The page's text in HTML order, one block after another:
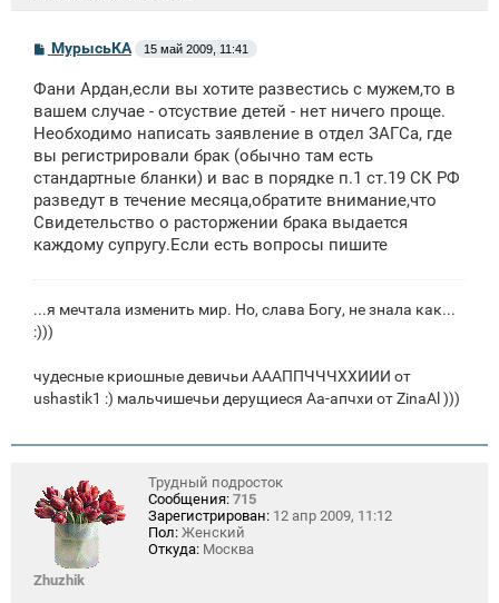
С
о
б
щ
н
и
МурысьКА 15 май 2009, 11:41
Фани Ардан,если вы хотите развестись с мужем,то в
вашем случае - отсуствие детей - нет ничего проще.
Необходимо написать заявление в отдел ЗАГСа, где
вы регистрировали брак (обычно там есть
стандартные бланки) и вас в порядке п.1 ст.19 СК РФ
разведут в течение месяца,обратите внимание,что
Свидетельство о расторжении брака выдается
каждому супругу.Если есть вопросы пишите
...я мечтала изменить мир. Но, слава Богу, не знала как...
:)))
чудесные криошные девичьи АААППЧЧЧХХИИИ от
ushastik1 :) мальчишечьи дерущиеся Аа-апчхи от ZinaAl )))
Zhuzhik
Трудный подросток
Сообщения: 715
Зарегистрирован: 12 апр 2009, 11:12
Пол: Женский
Откуда: Москва